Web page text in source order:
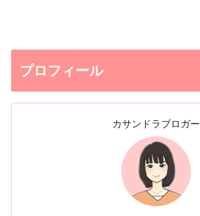
プロフィール
カサンドラブロガー